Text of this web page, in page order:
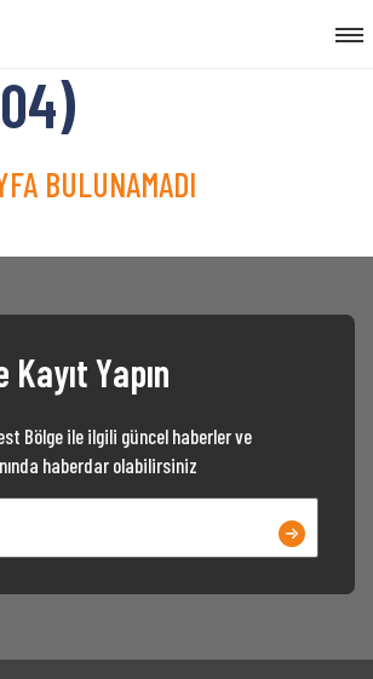
BULUNAMADI
Kayıt Yapın
Bölge ile ilgili güncel haberler ve
haberdar olabilirsiniz